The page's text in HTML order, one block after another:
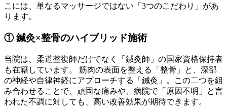
こには、単なるマッサージではない「3つのこだわり」があ
ります。
① 鍼灸×整骨のハイブリッド施術
当院は、柔道整復師だけでなく「鍼灸師」の国家資格保持者
も在籍しています。 筋肉の表面を整える「整骨」と、深部
の神経や自律神経にアプローチする「鍼灸」。この二つを組
み合わせることで、頑固な痛みや、病院で「原因不明」と言
われた不調に対しても、高い改善効果が期待できます。